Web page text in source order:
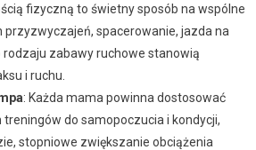
fizyczną to świetny sposób na wspólne
przyzwyczajeń, spacerowanie, jazda na
zabawy ruchowe stanowią
i ruchu.
: Każda mama powinna dostosować
do samopoczucia i kondycji,
stopniowe zwiększanie obciążenia